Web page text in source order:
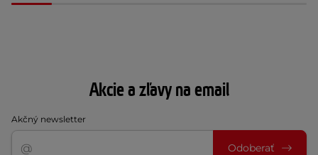
Akcie a zľavy na email
Akčný newsletter
Odoberať